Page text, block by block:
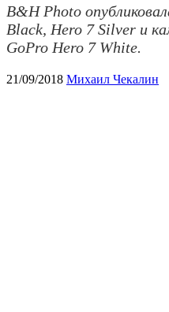
B&H Photo
Black, Hero 7 Silver и
GoPro Hero 7 White.
21/09/2018 Михаил Чекалин